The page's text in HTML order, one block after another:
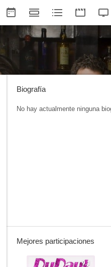
Biografía
No hay actualmente ninguna
Mejores participaciones
9.1